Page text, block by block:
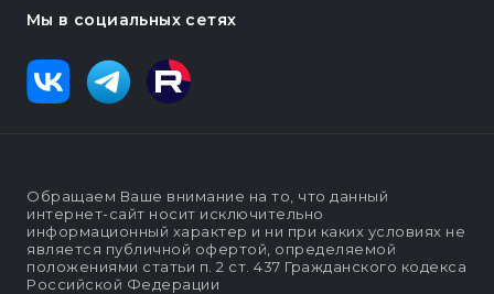
Мы в социальных сетях
Обращаем Ваше внимание на то, что данный
интернет-сайт носит исключительно
информационный характер и ни при каких условиях не
является публичной офертой, определяемой
положениями статьи п. 2 ст. 437 Гражданского кодекса
Российской Федерации